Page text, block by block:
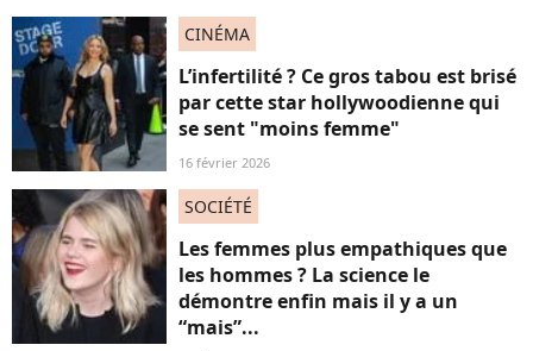
CINÉMA
L’infertilité ? Ce gros tabou est brisé
par cette star hollywoodienne qui
se sent "moins femme"
16 février 2026
SOCIÉTÉ
Les femmes plus empathiques que
les hommes ? La science le
démontre enfin mais il y a un
“mais”...